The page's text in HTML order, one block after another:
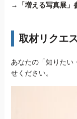
→ 「増える写真展
取材リクエ
あなたの「知りたい
せください。